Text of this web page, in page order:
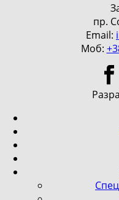
пр.
Email:
Моб: